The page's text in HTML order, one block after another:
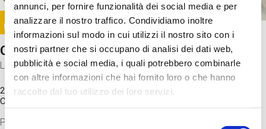
annunci, per fornire funzionalità dei social media e per
analizzare il nostro traffico. Condividiamo inoltre
informazioni sul modo in cui utilizzi il nostro sito con i
nostri partner che si occupano di analisi dei dati web,
pubblicità e social media, i quali potrebbero combinarle
con altre informazioni che hai fornito loro o che hanno
raccolto dal tuo utilizzo dei loro servizi.
Selezione
Image
SUNDAY@STEP
Come funziona il cervello?
Laboratorio
20 Set 2026 / 11:15 - 13:00
Costo
Proveremo a costruire un cervello in cartoncino cercando di